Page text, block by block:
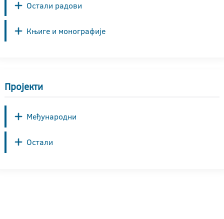
Остали радови
Књиге и монографије
Пројекти
Међународни
Остали